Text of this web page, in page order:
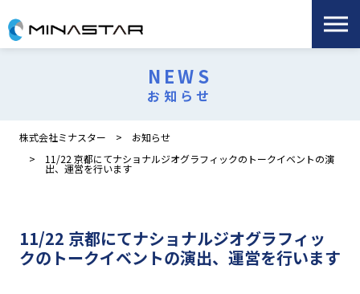
NEWS
お知らせ
株式会社ミナスター
お知らせ
11/22 京都にてナショナルジオグラフィックのトークイベントの演
出、運営を行います
11/22 京都にてナショナルジオグラフィッ
クのトークイベントの演出、運営を行います